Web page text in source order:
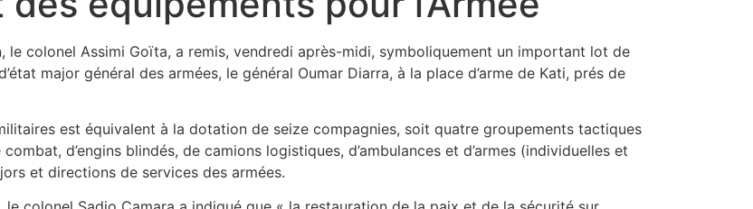
le colonel Assimi Goïta, a remis, vendredi après-midi, symboliquement un important lot de
major général des armées, le général Oumar Diarra, à la place d’arme de Kati, prés de
est équivalent à la dotation de seize compagnies, soit quatre groupements tactiques
d’engins blindés, de camions logistiques, d’ambulances et d’armes (individuelles et
et directions de services des armées.